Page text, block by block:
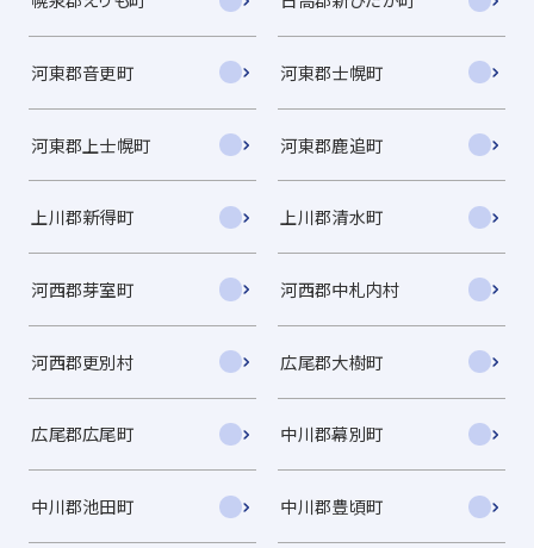
河東郡音更町 河東郡士幌町
河東郡上士幌町 河東郡鹿追町
上川郡新得町 上川郡清水町
河西郡芽室町 河西郡中札内村
河西郡更別村 広尾郡大樹町
広尾郡広尾町 中川郡幕別町
中川郡池田町 中川郡豊頃町